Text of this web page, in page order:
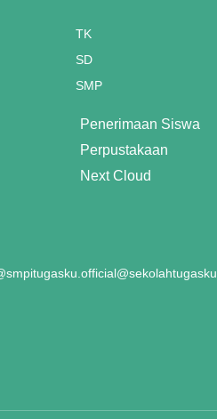
TK
SD
SMP
Penerimaan Siswa
Perpustakaan
Next Cloud
@sekolahtugasku